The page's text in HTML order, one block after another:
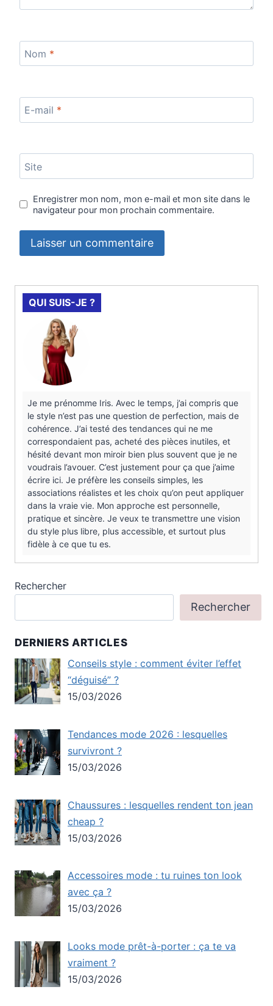
Nom *
E-mail *
Site
Enregistrer mon nom, mon e-mail et mon site dans le
navigateur pour mon prochain commentaire.
QUI SUIS-JE ?
Je me prénomme Iris. Avec le temps, j’ai compris que
le style n’est pas une question de perfection, mais de
cohérence. J’ai testé des tendances qui ne me
correspondaient pas, acheté des pièces inutiles, et
hésité devant mon miroir bien plus souvent que je ne
voudrais l’avouer. C’est justement pour ça que j’aime
écrire ici. Je préfère les conseils simples, les
associations réalistes et les choix qu’on peut appliquer
dans la vraie vie. Mon approche est personnelle,
pratique et sincère. Je veux te transmettre une vision
du style plus libre, plus accessible, et surtout plus
fidèle à ce que tu es.
Rechercher
Rechercher
DERNIERS ARTICLES
Conseils style : comment éviter l’effet
“déguisé” ?
15/03/2026
Tendances mode 2026 : lesquelles
survivront ?
15/03/2026
Chaussures : lesquelles rendent ton jean
cheap ?
15/03/2026
Accessoires mode : tu ruines ton look
avec ça ?
15/03/2026
Looks mode prêt-à-porter : ça te va
vraiment ?
15/03/2026